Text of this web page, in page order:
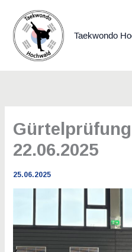
Inhalt
springen
Taekwondo
22.06.2025
25.06.2025